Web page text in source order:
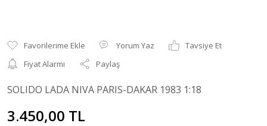
Yorum Yaz
Tavsiye Et
Fiyat Alarmı
Paylaş
SOLIDO LADA NIVA PARIS-DAKAR 1983 1:18
3.450,00 TL